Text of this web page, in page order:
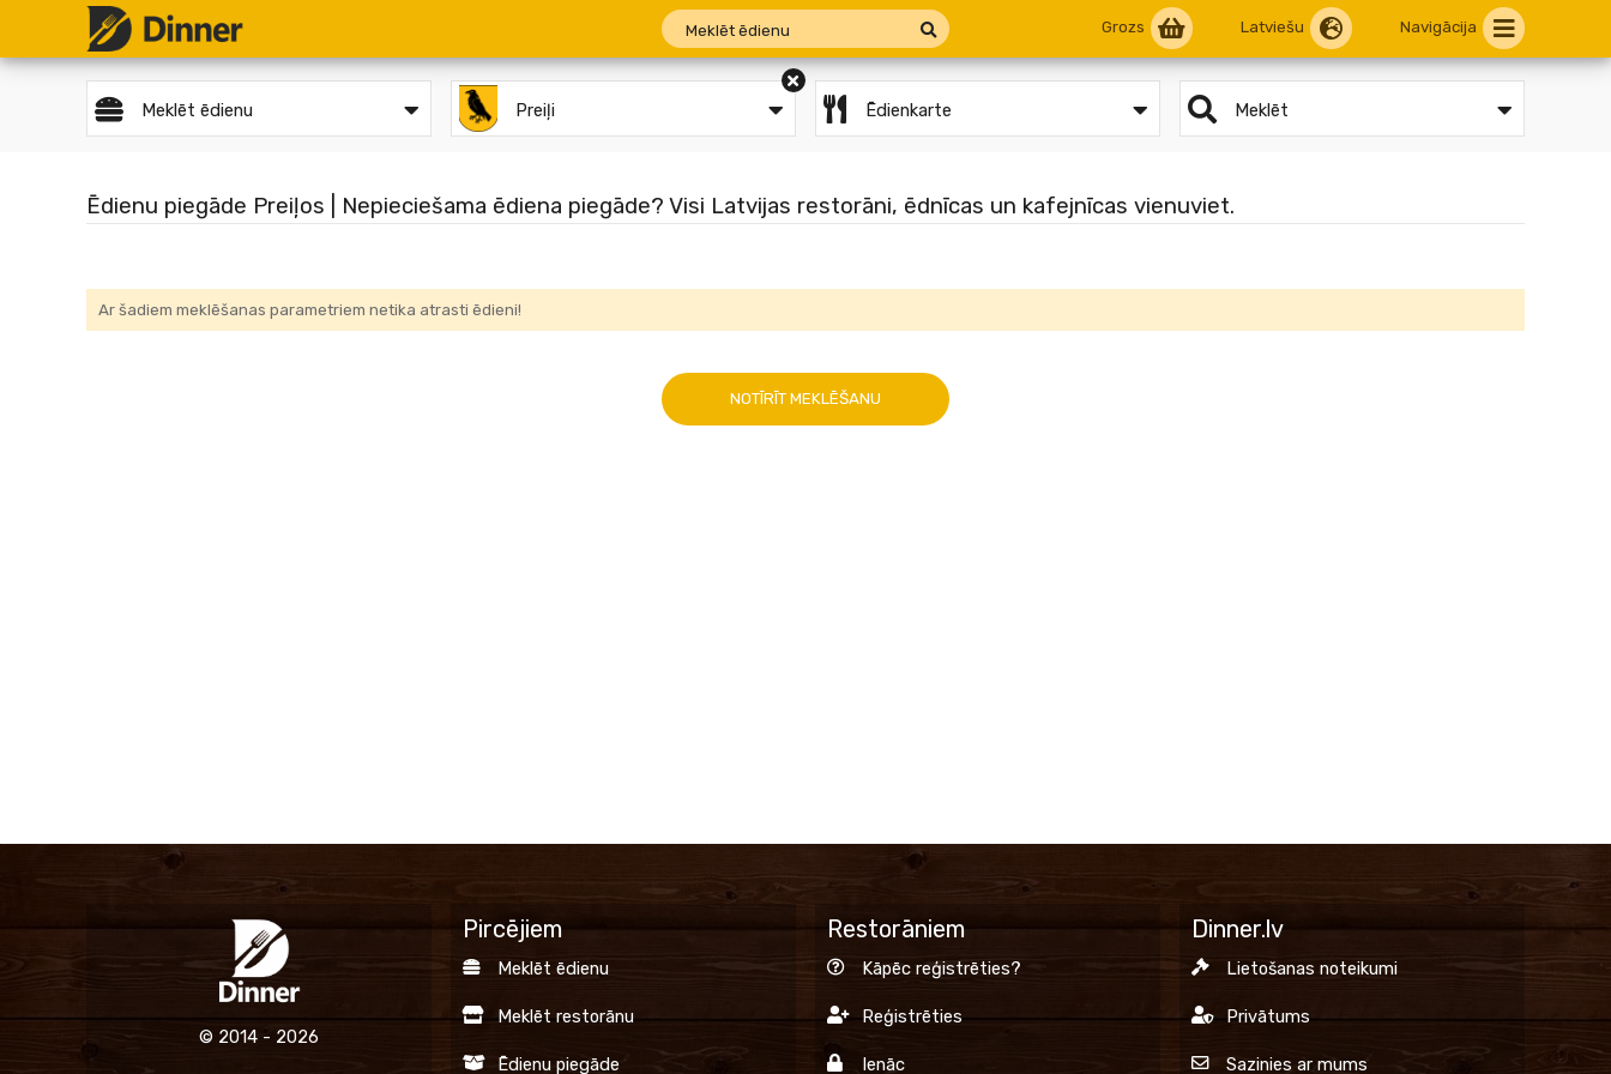
Navigācija
Latviešu
Grozs
Meklēt ēdienu Preiļi Ēdienkarte Meklēt
Ēdienu piegāde Preiļos | Nepieciešama ēdiena piegāde? Visi Latvijas restorāni, ēdnīcas un kafejnīcas vienuviet.
Ar šadiem meklēšanas parametriem netika atrasti ēdieni!
NOTĪRĪT MEKLĒŠANU
© 2014 - 2026
Pircējiem
Meklēt ēdienu
Meklēt restorānu
Ēdienu piegāde
Restorāniem
Kāpēc reģistrēties?
Reģistrēties
Ienāc
Dinner.lv
Lietošanas noteikumi
Privātums
Sazinies ar mums